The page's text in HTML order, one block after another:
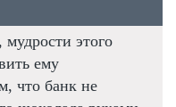
этого
ему
что банк не